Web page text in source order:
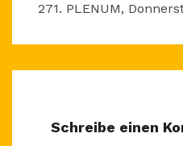
271. PLENUM,
Schreibe einen